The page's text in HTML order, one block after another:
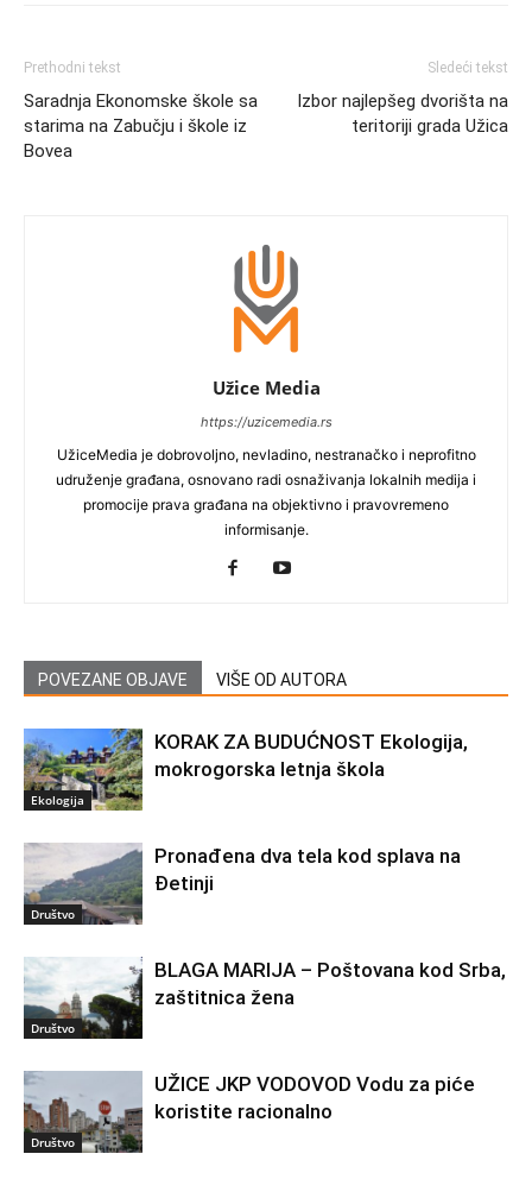
Prethodni tekst
Saradnja Ekonomske škole sa
starima na Zabučju i škole iz
Bovea
Sledeći tekst
Izbor najlepšeg dvorišta na
teritoriji grada Užica
Užice Media
https://uzicemedia.rs
UžiceMedia je dobrovoljno, nevladino, nestranačko i neprofitno
udruženje građana, osnovano radi osnaživanja lokalnih medija i
promocije prava građana na objektivno i pravovremeno
informisanje.
POVEZANE OBJAVE VIŠE OD AUTORA
Ekologija
KORAK ZA BUDUĆNOST Ekologija,
mokrogorska letnja škola
Društvo
Pronađena dva tela kod splava na
Đetinji
Društvo
BLAGA MARIJA – Poštovana kod Srba,
zaštitnica žena
Društvo
UŽICE JKP VODOVOD Vodu za piće
koristite racionalno